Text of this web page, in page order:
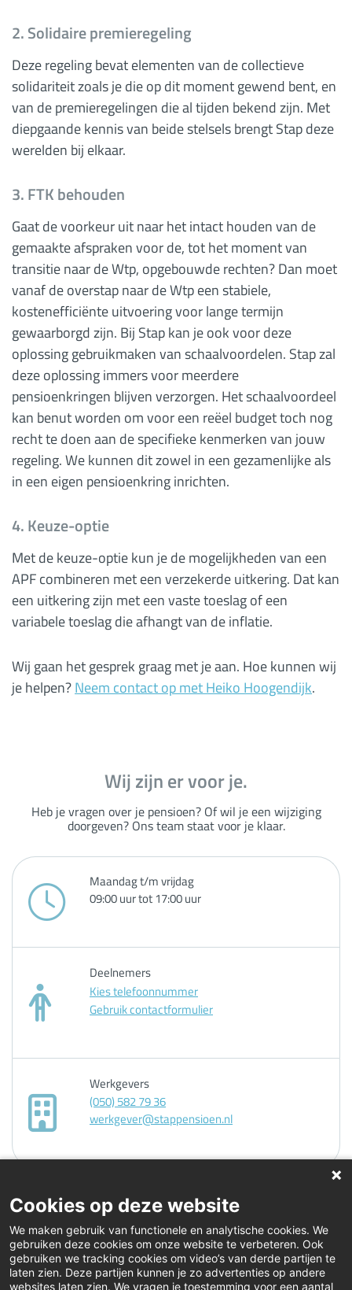
2. Solidaire premieregeling
Deze regeling bevat elementen van de collectieve
solidariteit zoals je die op dit moment gewend bent, en
van de premieregelingen die al tijden bekend zijn. Met
diepgaande kennis van beide stelsels brengt Stap deze
werelden bij elkaar.
3. FTK behouden
Gaat de voorkeur uit naar het intact houden van de
gemaakte afspraken voor de, tot het moment van
transitie naar de Wtp, opgebouwde rechten? Dan moet
vanaf de overstap naar de Wtp een stabiele,
kostenefficiënte uitvoering voor lange termijn
gewaarborgd zijn. Bij Stap kan je ook voor deze
oplossing gebruikmaken van schaalvoordelen. Stap zal
deze oplossing immers voor meerdere
pensioenkringen blijven verzorgen. Het schaalvoordeel
kan benut worden om voor een reëel budget toch nog
recht te doen aan de specifieke kenmerken van jouw
regeling. We kunnen dit zowel in een gezamenlijke als
in een eigen pensioenkring inrichten.
4. Keuze-optie
Met de keuze-optie kun je de mogelijkheden van een
APF combineren met een verzekerde uitkering. Dat kan
een uitkering zijn met een vaste toeslag of een
variabele toeslag die afhangt van de inflatie.
Wij gaan het gesprek graag met je aan. Hoe kunnen wij
je helpen?Neem contact op met Heiko Hoogendijk.
Wij zijn er voor je.
Heb je vragen over je pensioen? Of wil je een wijziging
doorgeven? Ons team staat voor je klaar.
Maandag t/m vrijdag
09:00 uur tot 17:00 uur
Deelnemers
Kies telefoonnummer
Gebruik contactformulier
Werkgevers
(050) 582 79 36
werkgever@stappensioen.nl
Cookies op deze website
We maken gebruik van functionele en analytische cookies. We
gebruiken deze cookies om onze website te verbeteren. Ook
gebruiken we tracking cookies om video’s van derde partijen te
laten zien. Deze partijen kunnen je zo advertenties op andere
websites laten zien. We vragen je toestemming voor een aantal